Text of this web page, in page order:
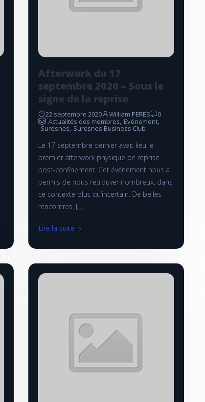
Afterwork du 17
septembre 2020 – Sous le
signe de la reprise
22 septembre 2020 William PERES
0
Actualités des membres Evénement
Suresnes, Suresnes Business Club
Le 17 septembre dernier avait lieu le
premier afterwork physique de reprise
post-confinement. Cet événement nous a
permis de nous retrouver nombreux, dans
ce contexte plus qu’incertain. De belles
rencontres, […]
Lire la suite